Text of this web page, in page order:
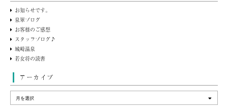
お知らせです。
泉翠ブログ
お客様のご感想
スタッフブログ♪
城崎温泉
若女将の読書
アーカイブ